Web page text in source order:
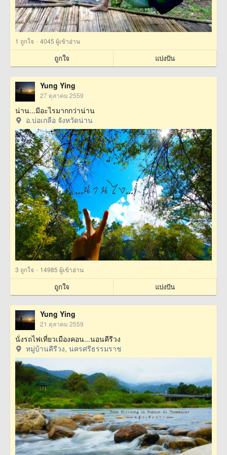
1 ถูกใจ · 4045 ผู้เข้าอ่าน
ถูกใจ แบ่งปัน
Yung Ying
27 ตุลาคม 2559
น่าน...มีอะไรมากกว่าน่าน
อ.บ่อเกลือ จังหวัดน่าน
3 ถูกใจ · 14985 ผู้เข้าอ่าน
ถูกใจ แบ่งปัน
Yung Ying
21 ตุลาคม 2559
นั่งรถไฟเที่ยวเมืองคอน...นอนคีรีวง
หมู่บ้านคีรีวง, นครศรีธรรมราช